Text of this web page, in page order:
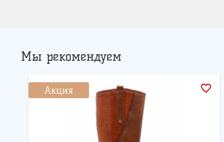
Мы рекомендуем
Акция favorite_border